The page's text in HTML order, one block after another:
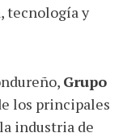
tecnología y
Grupo
los principales
industria de